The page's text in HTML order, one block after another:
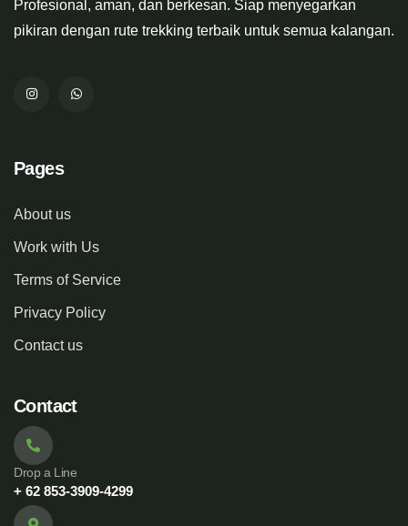
Profesional, aman, dan berkesan. Siap menyegarkan
pikiran dengan rute trekking terbaik untuk semua kalangan.
Pages
About us
Work with Us
Terms of Service
Privacy Policy
Contact us
Contact
Drop a Line
+ 62 853-3909-4299